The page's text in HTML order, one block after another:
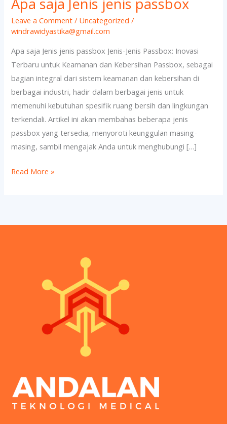
Apa saja Jenis jenis passbox
Leave a Comment / Uncategorized /
windrawidyastika@gmail.com
Apa saja Jenis jenis passbox Jenis-Jenis Passbox: Inovasi
Terbaru untuk Keamanan dan Kebersihan Passbox, sebagai
bagian integral dari sistem keamanan dan kebersihan di
berbagai industri, hadir dalam berbagai jenis untuk
memenuhi kebutuhan spesifik ruang bersih dan lingkungan
terkendali. Artikel ini akan membahas beberapa jenis
passbox yang tersedia, menyoroti keunggulan masing-
masing, sambil mengajak Anda untuk menghubungi […]
saja
Jenis
passbox
Read More »